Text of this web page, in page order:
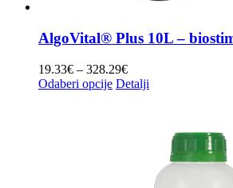
AlgoVital® Plus 10L –
19.33€ – 328.29€Raspon
cijena:
Odaberi opcije Ovaj
Detalji